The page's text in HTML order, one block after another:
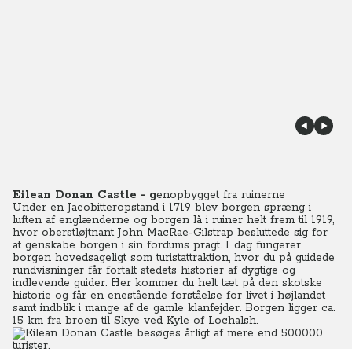
Eilean Donan Castle - genopbygget fra ruinerne
Under en Jacobitteropstand i 1719 blev borgen spræng i
luften af englænderne og borgen lå i ruiner helt frem til 1919,
hvor oberstløjtnant John MacRae-Gilstrap besluttede sig for
at genskabe borgen i sin fordums pragt. I dag fungerer
borgen hovedsageligt som turistattraktion, hvor du på guidede
rundvisninger får fortalt stedets historier af dygtige og
indlevende guider. Her kommer du helt tæt på den skotske
historie og får en enestående forståelse for livet i højlandet
samt indblik i mange af de gamle klanfejder. Borgen ligger ca.
15 km fra broen til Skye ved Kyle of Lochalsh.